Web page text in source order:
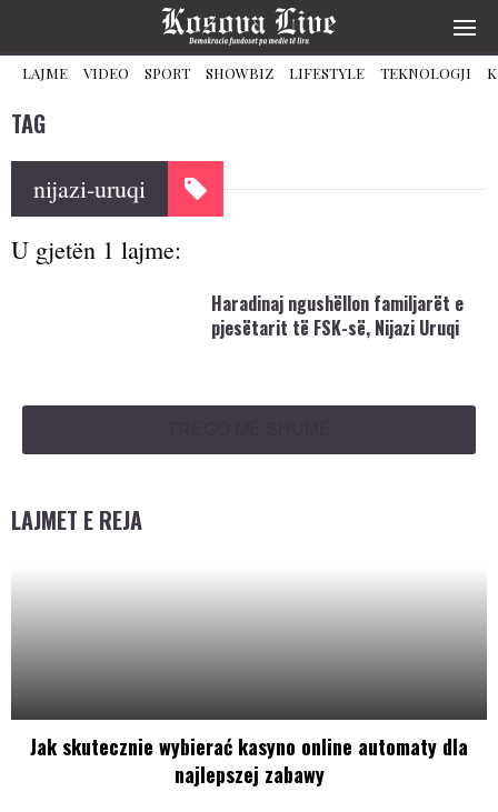
LAJME VIDEO SPORT SHOWBIZ LIFESTYLE TEKNOLOGJI
TAG
nijazi-uruqi
U gjetën 1 lajme:
Haradinaj ngushëllon familjarët e
pjesëtarit të FSK-së, Nijazi Uruqi
LAJMET E REJA
Jak skutecznie wybierać kasyno online automaty dla
najlepszej zabawy